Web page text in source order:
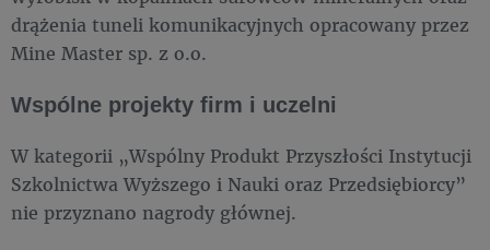
drążenia tuneli komunikacyjnych opracowany przez
Mine Master sp. z o.o.
Wspólne projekty firm i uczelni
W kategorii „Wspólny Produkt Przyszłości Instytucji
Szkolnictwa Wyższego i Nauki oraz Przedsiębiorcy”
nie przyznano nagrody głównej.